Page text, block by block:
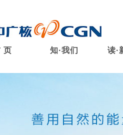
页 知·我们 读·